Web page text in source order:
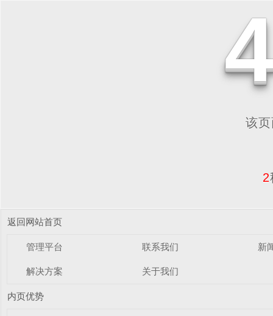
该
2
返回网站首页
管理平台 联系我们 新
解决方案 关于我们
内页优势